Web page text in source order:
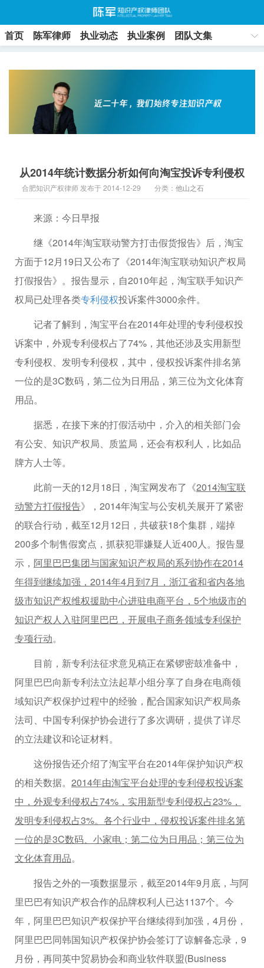
首页 陈军律师 执业动态 执业案例
团队文集
从2014年统计数据分析如何向淘宝投诉专利侵权
合肥知识产权律师 发布于 2014-12-29 分类： 他山之石
来源：今日早报
继《2014年淘宝联动警方打击假货报告》后，淘宝
方面于12月19日又公布了《2014年淘宝联动知识产权局
打假报告》。报告显示，自2010年起，淘宝联手知识产
权局已处理各类专利侵权投诉案件3000余件。
记者了解到，淘宝平台在2014年处理的专利侵权投
诉案中，外观专利侵权占了74%，其他还涉及实用新型
专利侵权、发明专利侵权，其中，侵权投诉案件排名第
一位的是3C数码，第二位为日用品，第三位为文化体育
用品。
据悉，在接下来的打假活动中，介入的相关部门会
有公安、知识产权局、质监局，还会有权利人，比如品
牌方人士等。
此前一天的12月18日，淘宝网发布了《2014淘宝联
动警方打假报告》，2014年淘宝与公安机关展开了紧密
的联合行动，截至12月12日，共破获18个集群，端掉
200多个制售假窝点，抓获犯罪嫌疑人近400人。报告显
示， 阿里巴巴集团与国家知识产权局的系列协作在2014
年得到继续加强，2014年4月到7月，浙江省和省内各地
级市知识产权维权援助中心进驻电商平台，5个地级市的
知识产权人入驻阿里巴巴，开展电子商务领域专利保护
专项行动。
目前，新专利法征求意见稿正在紧锣密鼓准备中，
阿里巴巴向新专利法立法起草小组分享了自身在电商领
域知识产权保护过程中的经验，配合国家知识产权局条
法司、中国专利保护协会进行了多次调研，提供了详尽
的立法建议和论证材料。
这份报告还介绍了淘宝平台在2014年保护知识产权
的相关数据。 2014年由淘宝平台处理的专利侵权投诉案
中，外观专利侵权占74%，实用新型专利侵权占23%，
发明专利侵权占3%。各个行业中，侵权投诉案件排名第
一位的是3C数码、小家电；第二位为日用品；第三位为
文化体育用品。
报告之外的一项数据显示，截至2014年9月底，与阿
里巴巴有知识产权合作的品牌权利人已达1137个。今
年，阿里巴巴知识产权保护平台继续得到加强，4月份，
阿里巴巴同韩国知识产权保护协会签订了谅解备忘录，9
月份，再同英中贸易协会和商业软件联盟(Business